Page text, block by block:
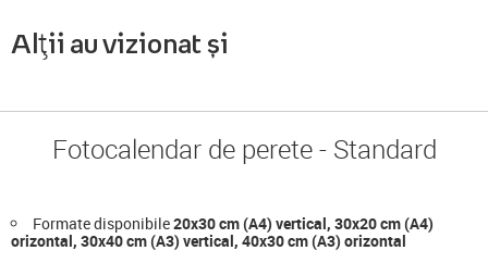
Alții au vizionat și
Fotocalendar de perete - Standard
Formate disponibile20x30 cm (A4) vertical, 30x20 cm (A4)
orizontal, 30x40 cm (A3) vertical, 40x30 cm (A3) orizontal